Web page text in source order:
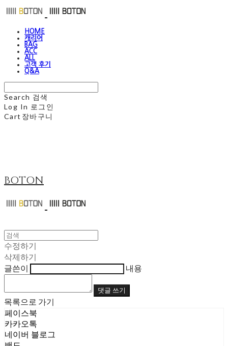
HOME
캐리어
BAG
ACC
ALL
고객 후기
Q&A
Search 검색
Log In 로그인
Cart 장바구니
BOTON
수정하기
삭제하기
글쓴이
내용
댓글 쓰기
목록으로 가기
페이스북
카카오톡
네이버 블로그